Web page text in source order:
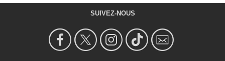
SUIVEZ-NOUS